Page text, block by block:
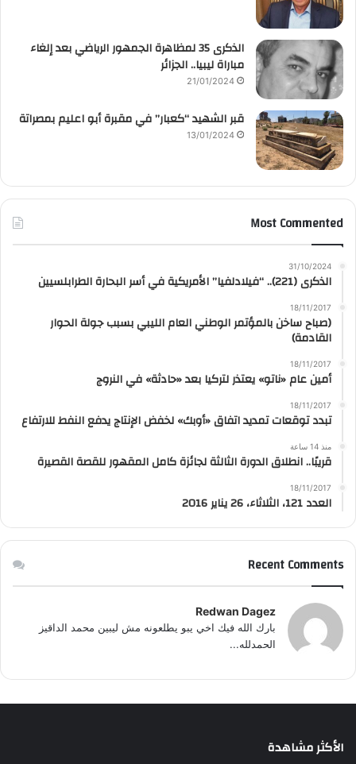
الذكرى 35 لمظاهرة الجمهور الرياضي بعد إلغاء
مباراة ليبيا.. الجزائر
21/01/2024
قبر الشهيد “كعبار” في مقبرة أبو اعليم بمصراتة
13/01/2024
Most Commented
31/10/2024
الذكرى (221).. “فيلادلفيا” الأمريكية في أسر البحارة الطرابلسيين
18/11/2017
(صباح ساخن بالمؤتمر الوطني العام الليبي بسبب جولة الحوار
القادمة)
18/11/2017
أمين عام «ناتو» يعتذر لتركيا بعد «حادثة» في النروج
18/11/2017
تبدد توقعات تمديد اتفاق «أوبك» لخفض الإنتاج يدفع النفط للارتفاع
منذ 14 ساعة
قريبًا.. انطلاق الدورة الثالثة لجائزة كامل المقهور للقصة القصيرة
18/11/2017
العدد 121، الثلاثاء، 26 يناير 2016
Recent Comments
Redwan Dagez
بارك الله فيك اخي يبو يطلعونه مش ليبين محمد الداقيز
الحمدلله...
الأكثر مشاهدة